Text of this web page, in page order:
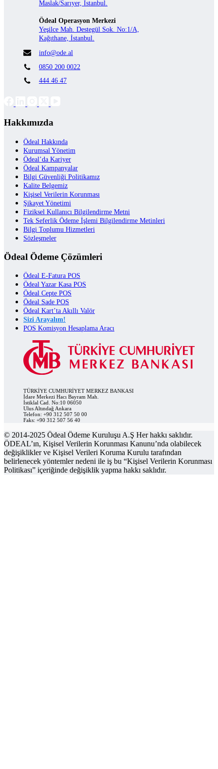
Maslak/Sarıyer, İstanbul.
Ödeal Operasyon Merkezi
Yeşilce Mah. Destegül Sok. No:1/A,
Kağıthane, İstanbul.
info@ode.al
0850 200 0022
444 46 47
Hakkımızda
Ödeal Hakkında
Kurumsal Yönetim
Ödeal’da Kariyer
Ödeal Kampanyalar
Bilgi Güvenliği Politikamız
Kalite Belgemiz
Kişisel Verilerin Korunması
Şikayet Yönetimi
Fiziksel Kullanıcı Bilgilendirme Metni
Tek Seferlik Ödeme İşlemi Bilgilendirme Metinleri
Bilgi Toplumu Hizmetleri
Sözleşmeler
Ödeal Ödeme Çözümleri
Ödeal E-Fatura POS
Ödeal Yazar Kasa POS
Ödeal Cepte POS
Ödeal Sade POS
Ödeal Kart’ta Akıllı Valör
Sizi Arayalım!
POS Komisyon Hesaplama Aracı
TÜRKİYE CUMHURİYET MERKEZ BANKASI
İdare Merkezi Hacı Bayram Mah.
İstiklal Cad. No:10 06050
Ulus Altındağ Ankara
Telefon: +90 312 507 50 00
Faks: +90 312 507 56 40
© 2014-2025 Ödeal Ödeme Kuruluşu A.Ş Her hakkı saklıdır.
ÖDEAL’ın, Kişisel Verilerin Korunması Kanunu’nda olabilecek
değişiklikler ve Kişisel Verileri Koruma Kurulu tarafından
belirlenecek yöntemler nedeni ile iş bu “Kişisel Verilerin Korunması
Politikası” içeriğinde değişiklik yapma hakkı saklıdır.